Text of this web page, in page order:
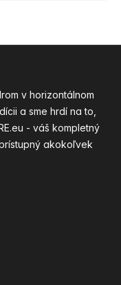
v horizontálnom
a sme hrdí na to,
- váš kompletný
akokoľvek